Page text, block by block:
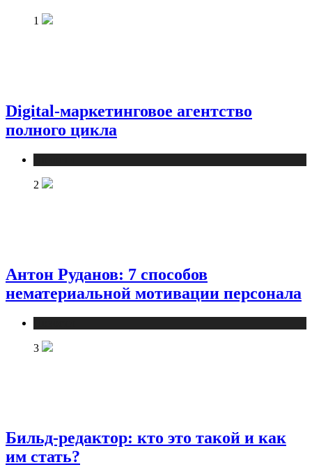
1
Digital-маркетинговое агентство
полного цикла
2
Антон Руданов: 7 способов
нематериальной мотивации персонала
3
Бильд-редактор: кто это такой и как
им стать?